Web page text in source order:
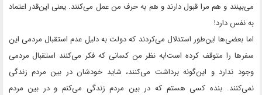
می‌بینند و هم مرا قبول دارند و هم به حرف من عمل می‌کنند. یعنی این‌قدر اعتماد
به نفس دارد!
اما بعضی‌ها این‌طور استدلال می‌کردند که دولت به دلیل عدم استقبال مردمی این
سفرها را متوقف کرده است!به نظر من کسانی که فکر می‌کنند استقبال مردمی
وجود ندارد و این‌گونه برداشت می‌کنند، شاید خودشان در بین مردم زندگی
نمی‌کنند. بنده کسی هستم که در بین مردم زندگی می‌کنم و در بین مردم